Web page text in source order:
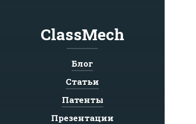
ClassMech
Блог
Статьи
Патенты
Презентации